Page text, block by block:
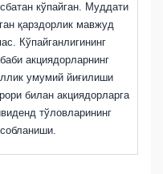
кўпайган. Муддати
қарздорлик мавжуд
Кўпайганлигининг
акциядорларнинг
умумий йиғилиши
билан акциядорларга
тўловларининг